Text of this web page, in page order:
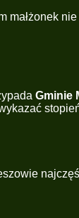
Gminie